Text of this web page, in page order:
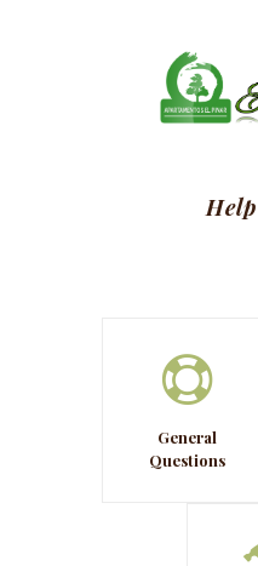
General
Questions